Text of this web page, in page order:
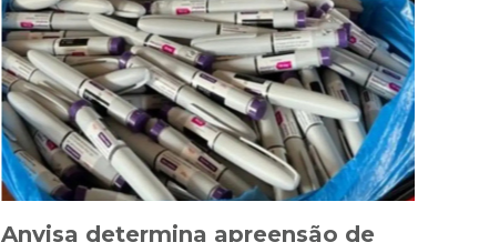
Anvisa determina apreensão de